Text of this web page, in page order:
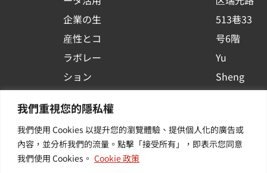
我們重視您的隱私權
我們使用 Cookies 以提升您的瀏覽體驗、提供個人化的廣告或
內容，並分析我們的流量。點擊「接受所有」，即表示您同意
我們使用 Cookies。 Cookie 政策
企業の生
産性とコ
ラボレー
ション
プラット
フォーム
活用
u
a
r
e
513巷33
号6階
Yu
Sheng
| 最新の
イベント